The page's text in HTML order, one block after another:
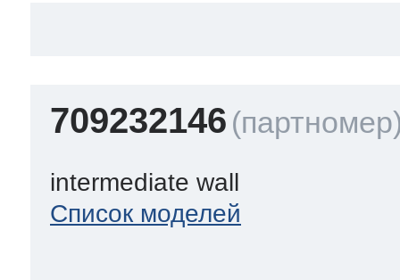
709232146
intermediate wall
Список моделей